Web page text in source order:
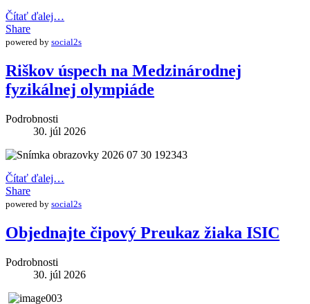
Čítať ďalej…
Share
powered by social2s
Riškov úspech na Medzinárodnej
fyzikálnej olympiáde
Podrobnosti
30. júl 2026
Čítať ďalej…
Share
powered by social2s
Objednajte čipový Preukaz žiaka ISIC
Podrobnosti
30. júl 2026